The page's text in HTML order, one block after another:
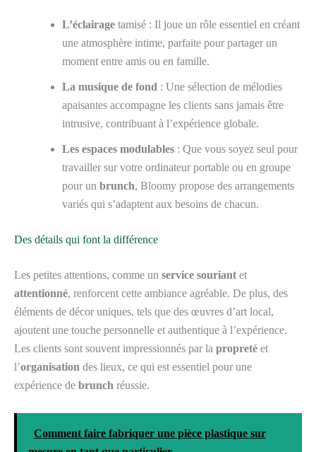
L’éclairage tamisé : Il joue un rôle essentiel en créant
une atmosphère intime, parfaite pour partager un
moment entre amis ou en famille.
La musique de fond : Une sélection de mélodies
apaisantes accompagne les clients sans jamais être
intrusive, contribuant à l’expérience globale.
Les espaces modulables : Que vous soyez seul pour
travailler sur votre ordinateur portable ou en groupe
pour un brunch, Bloomy propose des arrangements
variés qui s’adaptent aux besoins de chacun.
Des détails qui font la différence
Les petites attentions, comme un service souriant et
attentionné, renforcent cette ambiance agréable. De plus, des
éléments de décor uniques, tels que des œuvres d’art local,
ajoutent une touche personnelle et authentique à l’expérience.
Les clients sont souvent impressionnés par la propreté et
l’organisation des lieux, ce qui est essentiel pour une
expérience de brunch réussie.
Comment faire fabriquer une pièce plastique sur